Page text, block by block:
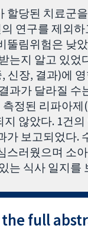
할당된 치료군
연구를 제외
뚤림위험은 낮
는지 알고 있었
신장, 결과)에
과가 달라질 수
측정된 리파아
않았다. 1건
가 보고되었다.
스러웠으며 소
는 식사 일지를
the full